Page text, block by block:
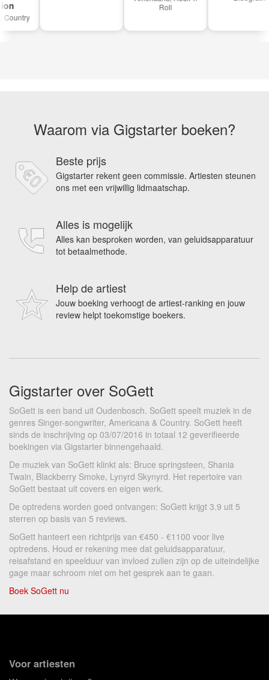
Roll
Waarom via Gigstarter boeken?
Beste prijs
Gigstarter rekent geen commissie. Artiesten steunen
ons met een vrijwillig lidmaatschap.
Alles is mogelijk
Alles kan besproken worden, van geluidsapparatuur
tot betaalmethode.
Help de artiest
Jouw boeking verhoogt de artiest-ranking en jouw
review helpt toekomstige boekers.
Gigstarter over SoGett
SoGett is een band uit Oudenbosch. SoGett speelt muziek in de
genres Singer-songwriter, Americana & Country. SoGett heeft
sinds de inschrijving op 03/07/2016 in totaal 12 geverifieerde
boekingen via Gigstarter binnengehaald.
De muziek van SoGett klinkt als: Bruce springsteen, Shania
Twain, Blackberry Smoke, Lynyrd Skynyrd. Het repertoire van
SoGett bestaat uit covers en eigen werk.
De optredens worden goed ontvangen: SoGett krijgt 3.9 uit 5
sterren op basis van 5 reviews.
SoGett hanteert een richtprijs van €450 - €1100 voor live
optredens. Houd er rekening mee dat geluidsapparatuur,
reisafstand en speelduur van invloed zullen zijn op de uiteindelijke
gage maar schroom niet om het gesprek aan te gaan.
Boek SoGett nu
Voor artiesten